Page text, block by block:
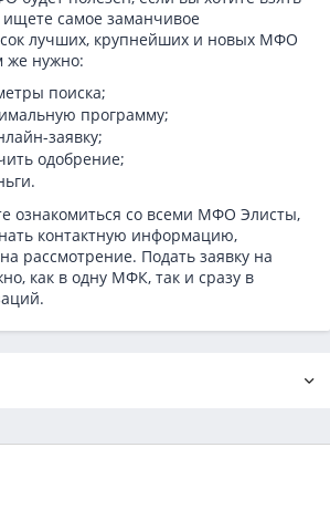
самое заманчивое
лучших, крупнейших и новых МФО
же нужно:
поиска;
программу;
заявку;
одобрение;
ознакомиться со всеми МФО Элисты,
контактную информацию,
рассмотрение. Подать заявку на
как в одну МФК, так и сразу в